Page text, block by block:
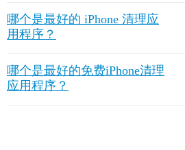
哪个是最好的 iPhone 清理应
用程序？
哪个是最好的免费iPhone清理
应用程序？